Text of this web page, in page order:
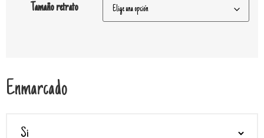
Tamaño retrato
Enmarcado